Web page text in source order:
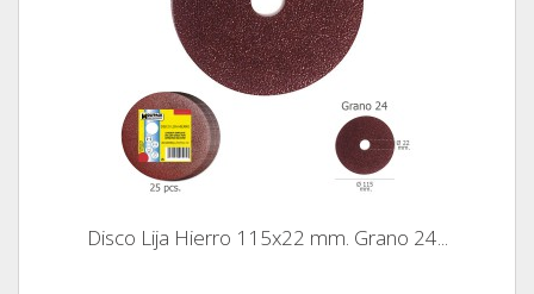
Disco Lija Hierro 115x22 mm. Grano 24...